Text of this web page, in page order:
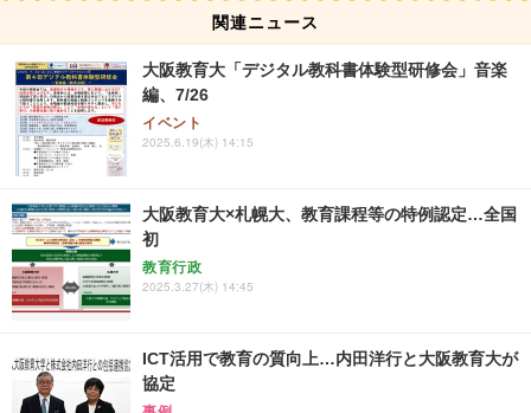
関連ニュース
大阪教育大「デジタル教科書体験型研修会」音楽
編、7/26
イベント
2025.6.19(木) 14:15
大阪教育大×札幌大、教育課程等の特例認定…全国
初
教育行政
2025.3.27(木) 14:45
ICT活用で教育の質向上…内田洋行と大阪教育大が
協定